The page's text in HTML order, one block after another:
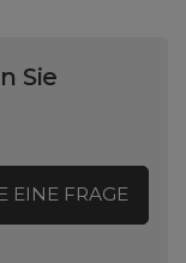
Sie
EINE FRAGE